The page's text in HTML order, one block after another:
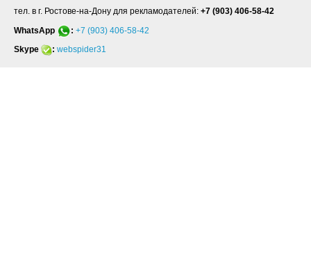
тел. в г. Ростове-на-Дону для рекламодателей: +7 (903) 406-58-42
WhatsApp : +7 (903) 406-58-42
Skype
: webspider31